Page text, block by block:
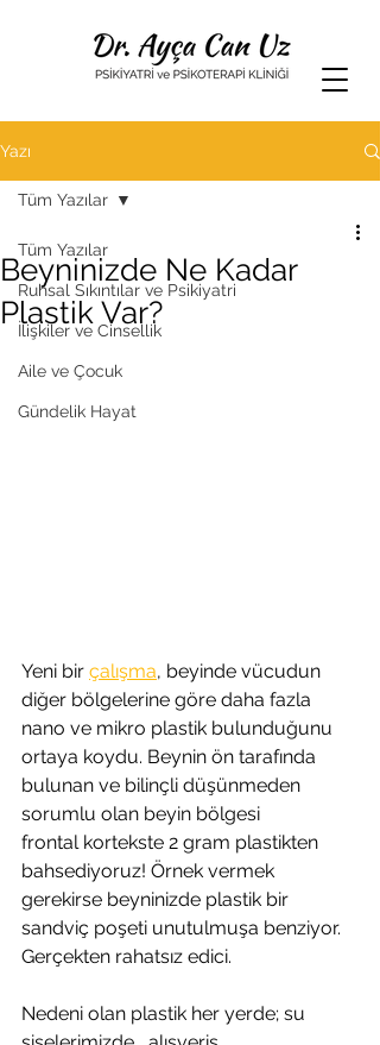
Yazı
Tüm Yazılar
Ruhsal Sıkıntılar ve Psikiyatri
İlişkiler ve Cinsellik
Aile ve Çocuk
Gündelik Hayat
Tüm Yazılar
Beyninizde Ne Kadar
Plastik Var?
Yeni bir çalışma, beyinde vücudun
diğer bölgelerine göre daha fazla
nano ve mikro plastik bulunduğunu
ortaya koydu. Beynin ön tarafında
bulunan ve bilinçli düşünmeden
sorumlu olan beyin bölgesi
frontal kortekste 2 gram plastikten
bahsediyoruz! Örnek vermek
gerekirse beyninizde plastik bir
sandviç poşeti unutulmuşa benziyor.
Gerçekten rahatsız edici.
Nedeni olan plastik her yerde; su